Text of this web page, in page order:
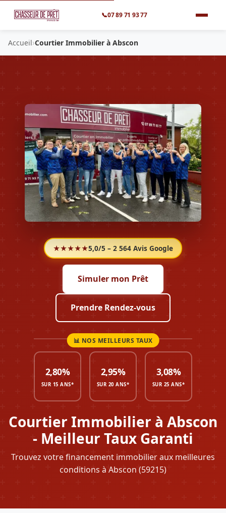
📞07 89 71 93 77
Accueil›Courtier Immobilier à Abscon
★★★★★5,0/5 – 2 564 Avis Google
Courtier Immobilier à Abscon
- Meilleur Taux Garanti
Trouvez votre financement immobilier aux meilleures
conditions à Abscon (59215)
Simuler mon Prêt
Prendre Rendez-vous
2,80%
SUR 15 ANS*
2,95%
SUR 20 ANS*
3,08%
SUR 25 ANS*